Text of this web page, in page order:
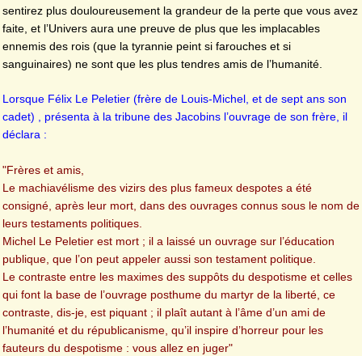
sentirez plus douloureusement la grandeur de la perte que vous avez
faite, et l’Univers aura une preuve de plus que les implacables
ennemis des rois (que la tyrannie peint si farouches et si
sanguinaires) ne sont que les plus tendres amis de l’humanité.
Lorsque Félix Le Peletier (frère de Louis-Michel, et de sept ans son
cadet) , présenta à la tribune des Jacobins l’ouvrage de son frère, il
déclara :
"Frères et amis,
Le machiavélisme des vizirs des plus fameux despotes a été
consigné, après leur mort, dans des ouvrages connus sous le nom de
leurs testaments politiques.
Michel Le Peletier est mort ; il a laissé un ouvrage sur l’éducation
publique, que l’on peut appeler aussi son testament politique.
Le contraste entre les maximes des suppôts du despotisme et celles
qui font la base de l’ouvrage posthume du martyr de la liberté, ce
contraste, dis-je, est piquant ; il plaît autant à l’âme d’un ami de
l’humanité et du républicanisme, qu’il inspire d’horreur pour les
fauteurs du despotisme : vous allez en juger"